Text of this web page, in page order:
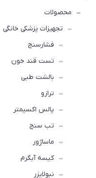
محصولات
تجهیزات پزشکی خانگی
فشارسنج
تست قند خون
بالشت طبی
ترازو
پالس اکسیمتر
تب سنج
ماساژور
کیسه آبگرم
نبولایزر